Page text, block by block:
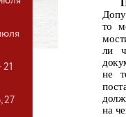
27
то
ли
не
на